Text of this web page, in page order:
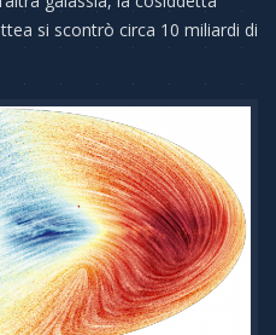
si scontrò circa 10 miliardi di